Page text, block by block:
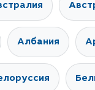
Албания